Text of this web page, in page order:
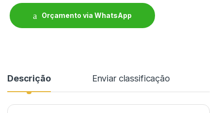
Orçamento via WhatsApp
Descrição Enviar classificação